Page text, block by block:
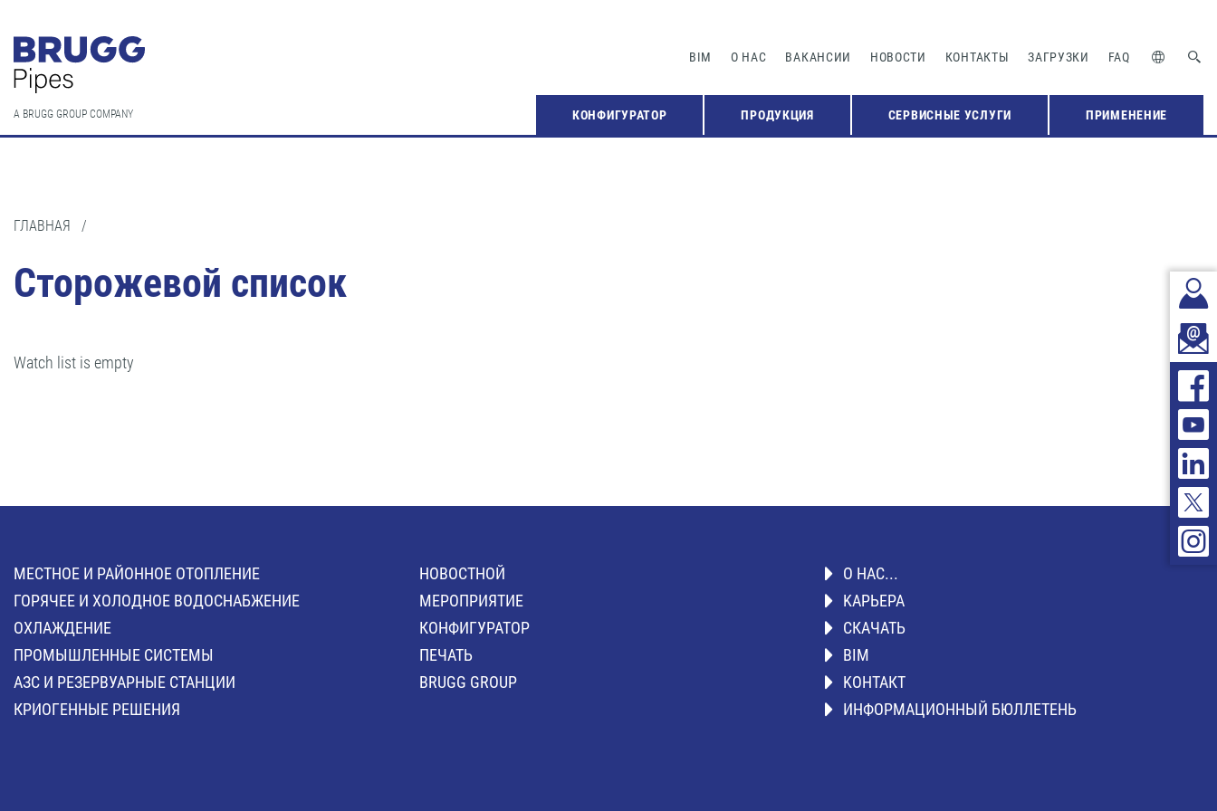
BIM О НАС ВАКАНСИИ НОВОСТИ КОНТАКТЫ ЗАГРУЗКИ FAQ
A BRUGG GROUP COMPANY КОНФИГУРАТОР ПРОДУКЦИЯ СЕРВИСНЫЕ УСЛУГИ ПРИМЕНЕНИЕ
ГЛАВНАЯ /
Сторожевой список
Watch list is empty
МЕСТНОЕ И РАЙОННОЕ ОТОПЛЕНИЕ
ГОРЯЧЕЕ И ХОЛОДНОЕ ВОДОСНАБЖЕНИЕ
ОХЛАЖДЕНИЕ
ПРОМЫШЛЕННЫЕ СИСТЕМЫ
АЗС И РЕЗЕРВУАРНЫЕ СТАНЦИИ
КРИОГЕННЫЕ РЕШЕНИЯ
HОВОСТНОЙ
MЕРОПРИЯТИЕ
КОНФИГУРАТОР
ПЕЧАТЬ
BRUGG GROUP
О НАС...
KАРЬЕРА
СКАЧАТЬ
BIM
KОНТАКТ
ИНФОРМАЦИОННЫЙ БЮЛЛЕТЕНЬ